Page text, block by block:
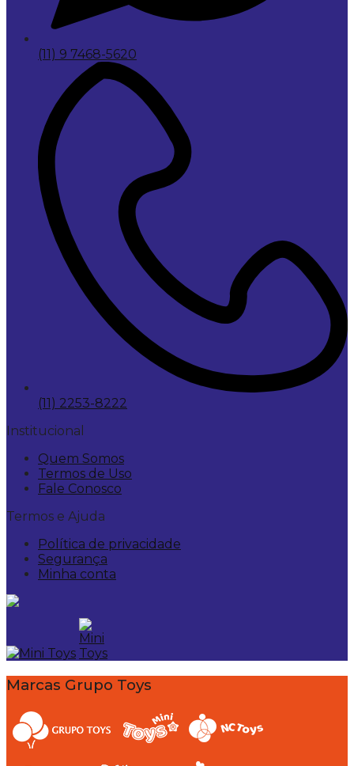
(11) 9 7468-5620
(11) 2253-8222
Institucional
Quem Somos
Termos de Uso
Fale Conosco
Termos e Ajuda
Política de privacidade
Segurança
Minha conta
Marcas Grupo Toys